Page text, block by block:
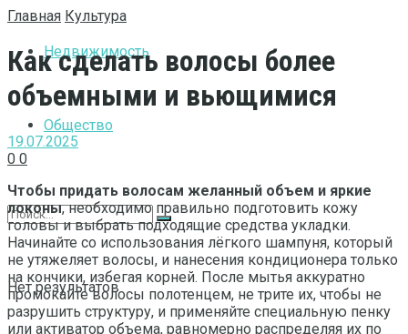
Недвижимость
Общество
Нет результатов
Главная Культура
Как сделать волосы более
объемными и вьющимися
19.07.2025
0 0
Чтобы придать волосам желанный объем и яркие
локоны, необходимо правильно подготовить кожу
головы и выбрать подходящие средства укладки.
Начинайте со использования лёгкого шампуня, который
не утяжеляет волосы, и нанесения кондиционера только
на кончики, избегая корней. После мытья аккуратно
промокайте волосы полотенцем, не трите их, чтобы не
разрушить структуру, и применяйте специальную пенку
или активатор объема, равномерно распределяя их по